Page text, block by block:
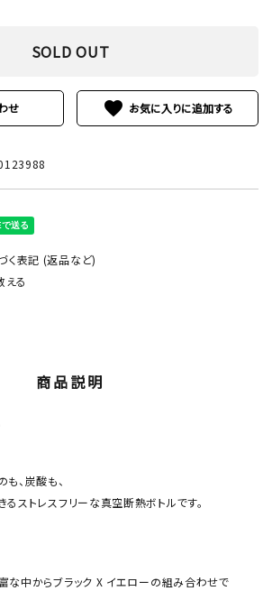
SOLD OUT
せ favorite
く表記 (返品など)
える
商品説明
、炭酸も、
るストレスフリーな真空断熱ボトルです。
な中からブラック X イエローの組み合わせで